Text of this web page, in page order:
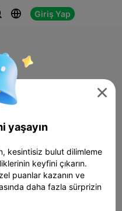
 Giriş Yap

yaşayın
kesintisiz bulut dilimleme
keyfini çıkarın.
puanlar kazanın ve
daha fazla sürprizin